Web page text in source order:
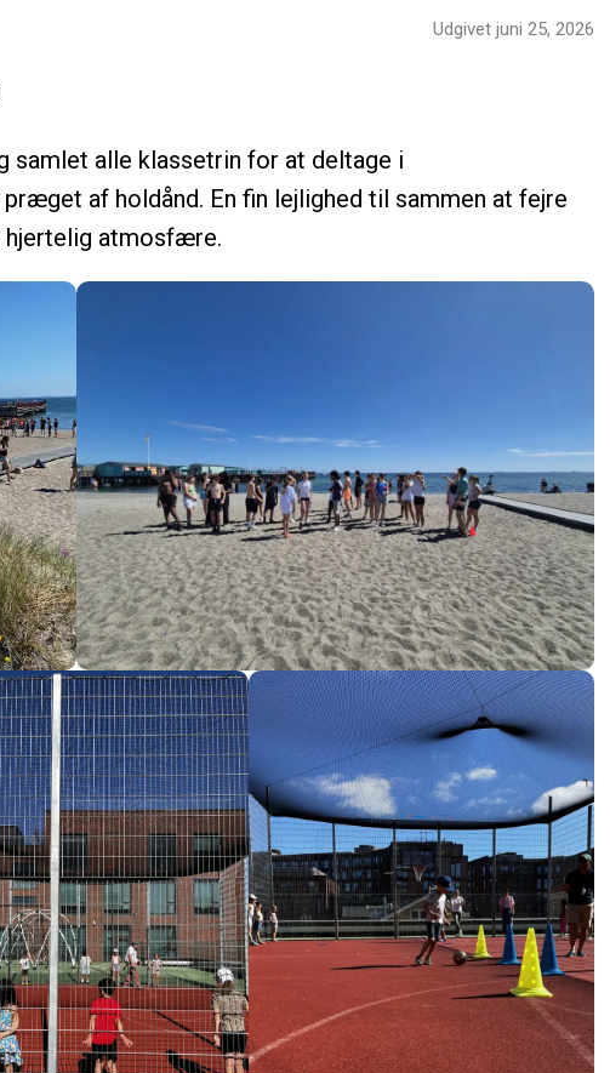
Udgivet juni 25, 2026
samlet alle klassetrin for at deltage i
af holdånd. En fin lejlighed til sammen at fejre
hjertelig atmosfære.